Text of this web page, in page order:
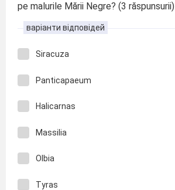
pe malurile Mării Negre? (3 răspunsurii)
варіанти відповідей
Siracuza
Panticapaeum
Halicarnas
Massilia
Olbia
Tyras